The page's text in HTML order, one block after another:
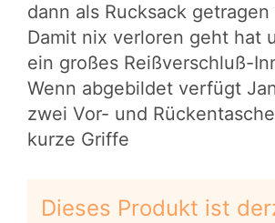
dann als Rucksack
Damit nix verloren geht hat
ein großes Reißverschluß-
Wenn abgebildet verfügt
zwei Vor- und
kurze Griffe
Dieses Produkt ist